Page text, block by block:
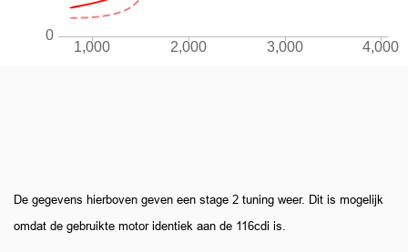
De gegevens hierboven geven een stage 2 tuning weer. Dit is mogelijk
omdat de gebruikte motor identiek aan de 116cdi is.